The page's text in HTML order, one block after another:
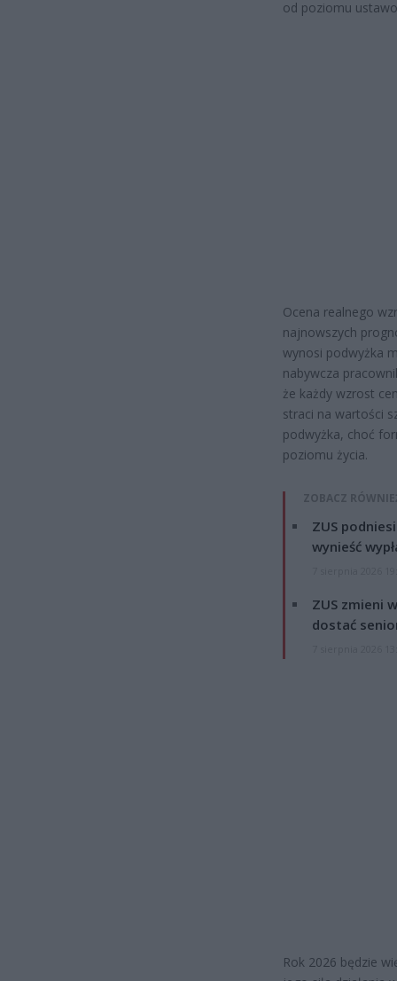
od poziomu
Ocena realnego
najnowszych
wynosi podwyżka
nabywcza
że każdy wzrost
straci na wartości
podwyżka, choć
poziomu życia.
ZOBACZ
ZUS
wynieść
ZUS zmieni
dostać
Rok 2026 będzie